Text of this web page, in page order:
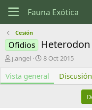
Cesión
Ofidios
A
t
o
j.angel
F
c
h
8 Oct 2015
Vista general Discusión